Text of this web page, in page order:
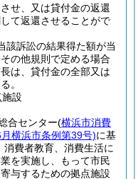
せ、又は貸付金の返還
て返還させることがで
該訴訟の結果得た額が当
の他規則で定める場合
は、貸付金の全部又は
。
設
合センター(横浜市消費
横浜市条例第39号)に基
消費者教育、消費生活に
を実施し、もって市民
与するための拠点施設